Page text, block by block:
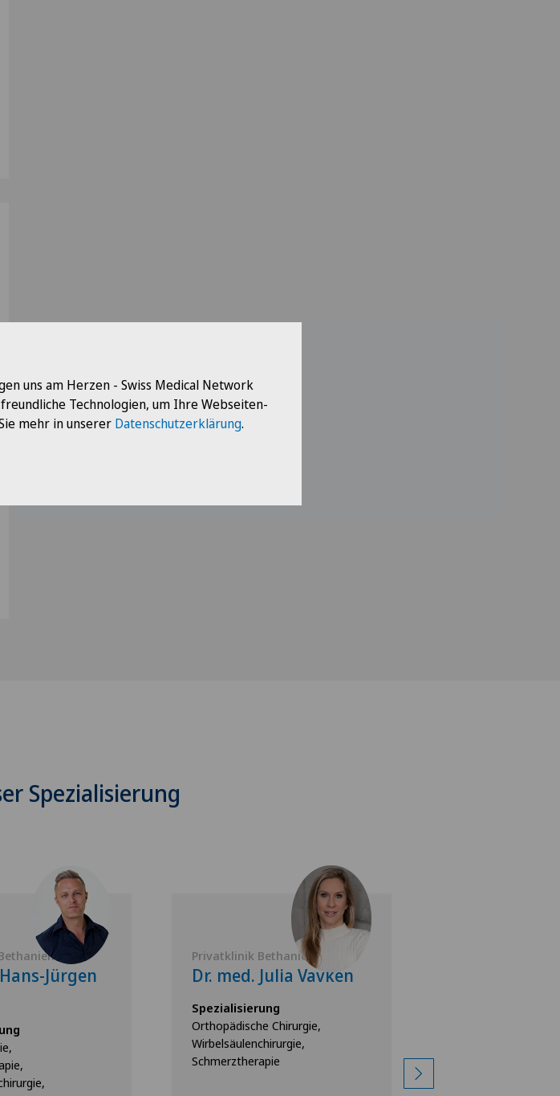
Spezialisierung
Jürgen
Privatklinik Bethanien
Dr. med. Julia Vavken
Spezialisierung
Orthopädische Chirurgie,
Wirbelsäulenchirurgie,
Schmerztherapie
uns am Herzen - Swiss Medical Network
Technologien, um Ihre Webseiten-
mehr in unserer Datenschutzerklärung.